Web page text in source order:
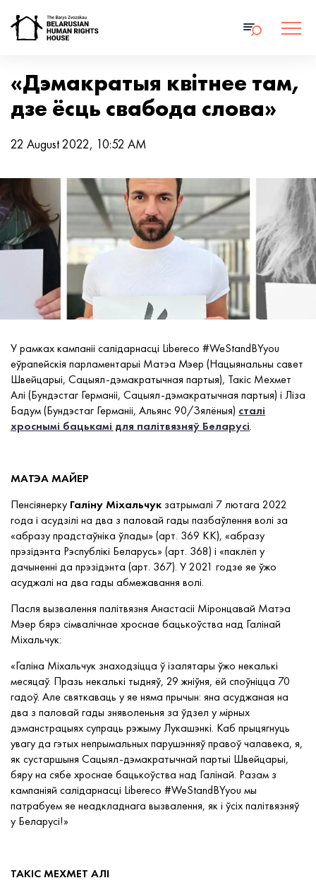
«Дэмакратыя квітнее там,
дзе ёсць свабода слова»
22 August 2022, 10:52 AM
У рамках кампаніі салідарнасці Libereco #WeStandBYyou
еўрапейскія парламентарыі Матэа Мэер (Нацыянальны савет
Швейцарыі, Сацыял-дэмакратычная партыя), Такіс Мехмет
Алі (Бундэстаг Германіі, Сацыял-дэмакратычная партыя) і Ліза
Бадум (Бундэстаг Германіі, Альянс 90/Зялёныя) сталі
хроснымі бацькамі для палітвязняў Беларусі.
МАТЭА МАЙЕР
Пенсіянерку Галіну Міхальчук затрымалі 7 лютага 2022
года і асудзілі на два з паловай гады пазбаўлення волі за
«абразу прадстаўніка ўлады» (арт. 369 КК), «абразу
прэзідэнта Рэспублікі Беларусь» (арт. 368) і «паклёп у
дачыненні да прэзідэнта (арт. 367). У 2021 годзе яе ўжо
асуджалі на два гады абмежавання волі.
Пасля вызвалення палітвязня Анастасіі Міронцавай Матэа
Мэер бярэ сімвалічнае хроснае бацькоўства над Галінай
Міхальчук:
«Галіна Міхальчук знаходзіцца ў ізалятары ўжо некалькі
месяцаў. Празь некалькі тыдняў, 29 жніўня, ёй споўніцца 70
гадоў. Але святкаваць у яе няма прычын: яна асуджаная на
два з паловай гады зняволеньня за ўдзел у мірных
дэманстрацыях супраць рэжыму Лукашэнкі. Каб прыцягнуць
увагу да гэтых непрымальных парушэнняў правоў чалавека, я,
як сустаршыня Сацыял-дэмакратычнай партыі Швейцарыі,
бяру на сябе хроснае бацькоўства над Галінай. Разам з
кампаніяй салідарнасці Libereco #WeStandBYyou мы
патрабуем яе неадкладнага вызвалення, як і ўсіх палітвязняў
у Беларусі!»
ТАКІС МЕХМЕТ АЛІ